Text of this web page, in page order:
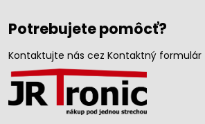
Potrebujete pomôcť?
Kontaktujte nás cez Kontaktný formulár